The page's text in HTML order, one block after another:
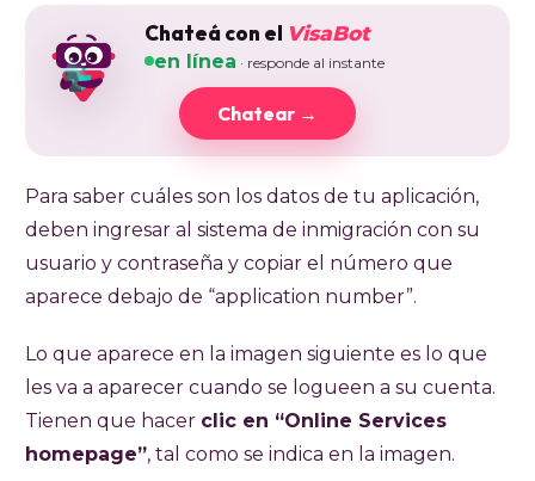
Chateá con el VisaBot
en línea · responde al instante
Chatear →
Para saber cuáles son los datos de tu aplicación,
deben ingresar al sistema de inmigración con su
usuario y contraseña y copiar el número que
aparece debajo de “application number”.
Lo que aparece en la imagen siguiente es lo que
les va a aparecer cuando se logueen a su cuenta.
Tienen que hacer clic en “Online Services
homepage”, tal como se indica en la imagen.